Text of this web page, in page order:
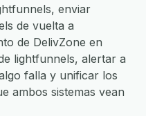
enviar
de vuelta a
de DelivZone en
lightfunnels, alertar a
falla y unificar los
ambos sistemas vean